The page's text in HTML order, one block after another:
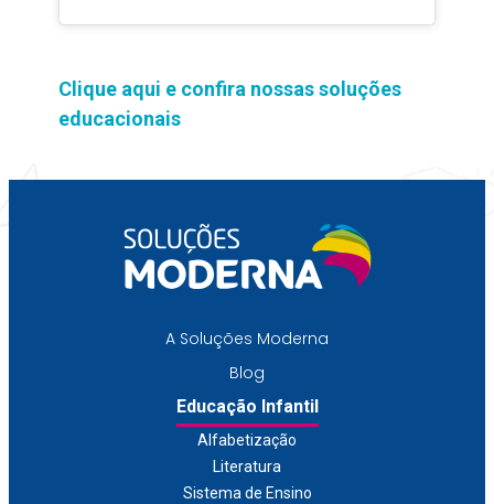
Clique aqui e confira nossas soluções
educacionais
A Soluções Moderna
Blog
Educação Infantil
Alfabetização
Literatura
Sistema de Ensino